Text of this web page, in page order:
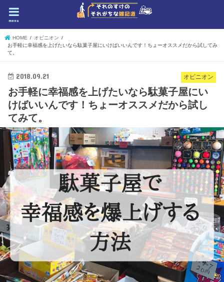
menu
HOME
オピニオン
お手軽に幸福感を上げたいなら駄菓子屋にいけばいいんです！ちょーオススメだから試してみ
て。
オピニオン
2018.09.21
お手軽に幸福感を上げたいなら駄菓子屋にい
けばいいんです！ちょーオススメだから試し
てみて。